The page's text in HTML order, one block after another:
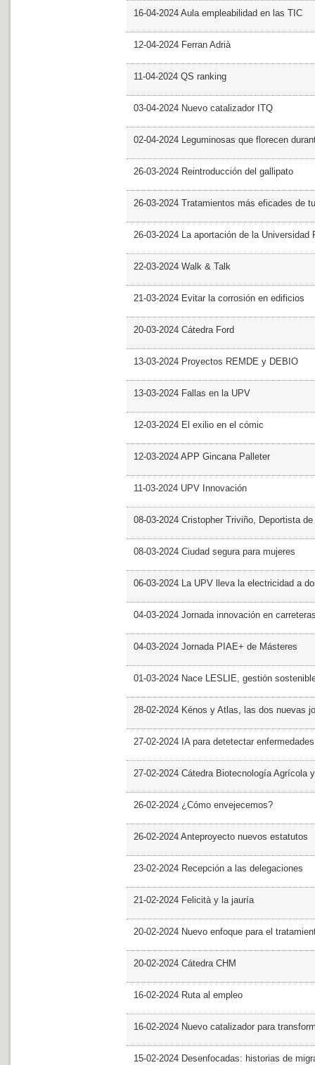
16-04-2024 Aula empleabilidad en las TIC
12-04-2024 Ferran Adrià
11-04-2024 QS ranking
03-04-2024 Nuevo catalizador ITQ
02-04-2024 Leguminosas que florecen
26-03-2024 Reintroducción del gallipato
26-03-2024 Tratamientos más eficades de
26-03-2024 La aportación de la Universidad
22-03-2024 Walk & Talk
21-03-2024 Evitar la corrosión en edificios
20-03-2024 Cátedra Ford
13-03-2024 Proyectos REMDE y DEBIO
13-03-2024 Fallas en la UPV
12-03-2024 El exilio en el cómic
12-03-2024 APP Gincana Palleter
11-03-2024 UPV Innovación
08-03-2024 Cristopher Triviño, Deportista
08-03-2024 Ciudad segura para mujeres
06-03-2024 La UPV lleva la electricidad a
04-03-2024 Jornada innovación en
04-03-2024 Jornada PIAE+ de Másteres
01-03-2024 Nace LESLIE, gestión
28-02-2024 Kénos y Atlas, las dos nuevas
27-02-2024 IA para detetectar
27-02-2024 Cátedra Biotecnología Agrícola
26-02-2024 ¿Cómo envejecemos?
26-02-2024 Anteproyecto nuevos estatutos
23-02-2024 Recepción a las delegaciones
21-02-2024 Felicità y la jauría
20-02-2024 Nuevo enfoque para el
20-02-2024 Cátedra CHM
16-02-2024 Ruta al empleo
16-02-2024 Nuevo catalizador para
15-02-2024 Desenfocadas: historias de